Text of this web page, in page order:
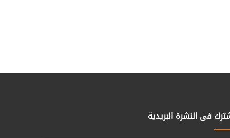
فى النشرة البريدية